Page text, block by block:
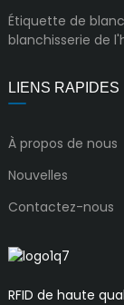
Étiquette de
blanchisserie de
LIENS RAPIDES
À propos de nous
Nouvelles
Contactez-nous
RFID de haute